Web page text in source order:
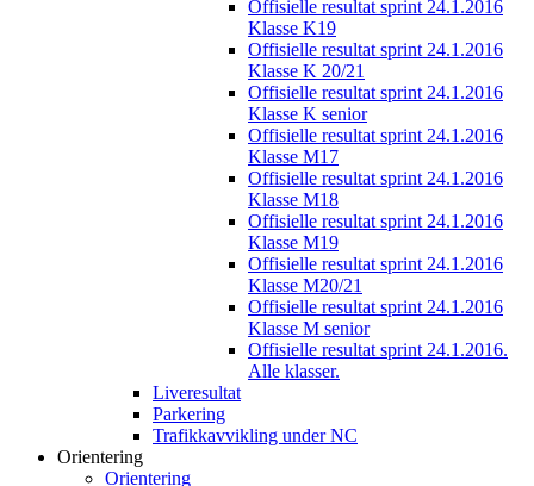
Offisielle resultat sprint 24.1.2016
Klasse K19
Offisielle resultat sprint 24.1.2016
Klasse K 20/21
Offisielle resultat sprint 24.1.2016
Klasse K senior
Offisielle resultat sprint 24.1.2016
Klasse M17
Offisielle resultat sprint 24.1.2016
Klasse M18
Offisielle resultat sprint 24.1.2016
Klasse M19
Offisielle resultat sprint 24.1.2016
Klasse M20/21
Offisielle resultat sprint 24.1.2016
Klasse M senior
Offisielle resultat sprint 24.1.2016.
Alle klasser.
Liveresultat
Parkering
Trafikkavvikling under NC
Orientering
Orientering